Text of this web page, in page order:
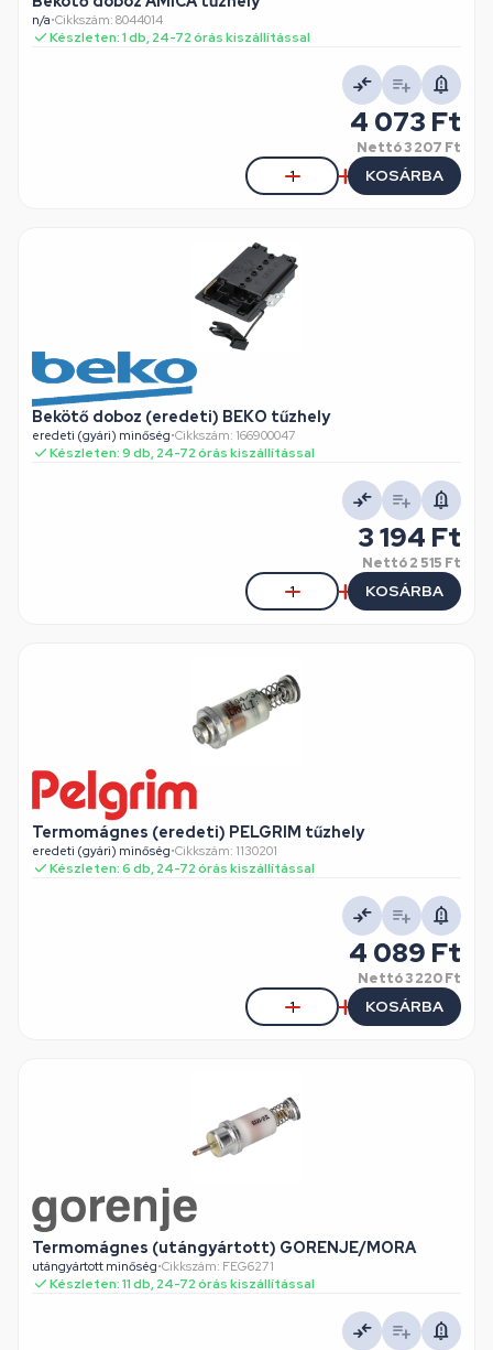
n/a•Cikkszám: 8044014
Készleten: 1 db, 24-72 órás kiszállítással
4 073 Ft
Nettó3 207 Ft
KOSÁRBA
Bekötő doboz (eredeti) BEKO tűzhely
eredeti (gyári) minőség•Cikkszám: 166900047
Készleten: 9 db, 24-72 órás kiszállítással
3 194 Ft
Nettó2 515 Ft
KOSÁRBA
Termomágnes (eredeti) PELGRIM tűzhely
eredeti (gyári) minőség•Cikkszám: 1130201
Készleten: 6 db, 24-72 órás kiszállítással
4 089 Ft
Nettó3 220 Ft
KOSÁRBA
Termomágnes (utángyártott) GORENJE/MORA
utángyártott minőség•Cikkszám: FEG6271
Készleten: 11 db, 24-72 órás kiszállítással